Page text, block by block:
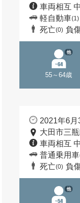
車両相互
軽自動車(1)
死亡(0) 負
55～64歳
他
2021年6
大田市三
車両相互
普通乗用車
死亡(0) 負
他